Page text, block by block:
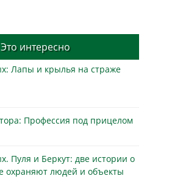
Это интересно
Лапы и крылья на страже
Профессия под прицелом
Пуля и Беркут: две истории о
охраняют людей и объекты